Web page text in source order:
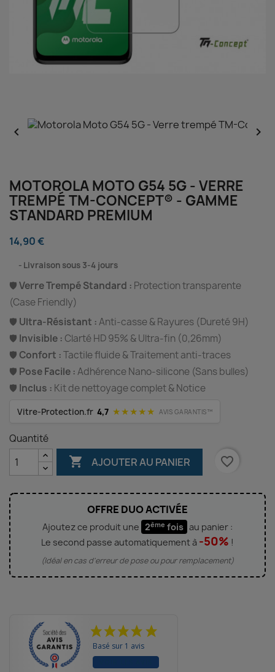
 
MOTOROLA MOTO G54 5G - VERRE
TREMPÉ TM-CONCEPT® - GAMME
STANDARD PREMIUM
14,90 €
Livraison sous 3-4 jours
🛡️Verre Trempé Standard : Protection transparente
(Case Friendly)
🛡️ Ultra-Résistant :Anti-casse & Rayures (Dureté 9H)
🛡️ Invisible : Clarté HD 95% & Ultra-fin (0,26mm)
🛡️ Confort :Tactile fluide & Traitement anti-traces
🛡️ Pose Facile :Adhérence Nano-silicone (Sans bulles)
🛡️ Inclus : Kit de nettoyage complet & Notice
Vitre-Protection.fr 4,7 ★★★★★ AVIS GARANTIS™
Quantité
 AJOUTER AU PANIER favorite_border
OFFRE DUO ACTIVÉE
Ajoutez ce produit une 2ème fois au panier :
Le second passe automatiquement à -50% !
(Idéal en cas d'erreur de pose ou pour remplacement)
Basé sur 1 avis